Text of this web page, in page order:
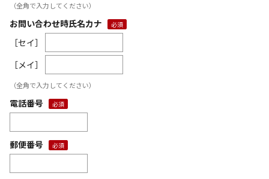
（全角で入力してください）
お問い合わせ時氏名カナ
［セイ］
［メイ］
（全角で入力してください）
電話番号
郵便番号